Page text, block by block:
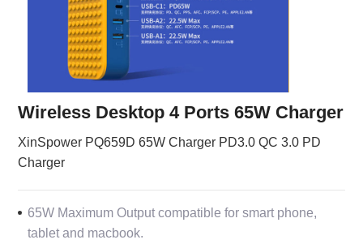
Wireless Desktop 4 Ports 65W Charger
XinSpower PQ659D 65W Charger PD3.0 QC 3.0 PD
Charger
65W Maximum Output compatible for smart phone,
tablet and macbook.